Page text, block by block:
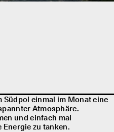
Südpol einmal im Monat eine
Atmosphäre.
und einfach mal
zu tanken.